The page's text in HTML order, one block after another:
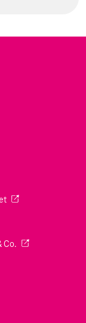
Tab geöffnet)
geöffnet)
(Wird in einem
geöffnet)
Co. (Wird in einem